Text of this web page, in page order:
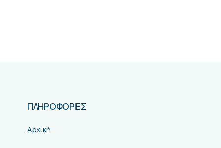
ΠΛΗΡΟΦΟΡΙΕΣ
Αρχική